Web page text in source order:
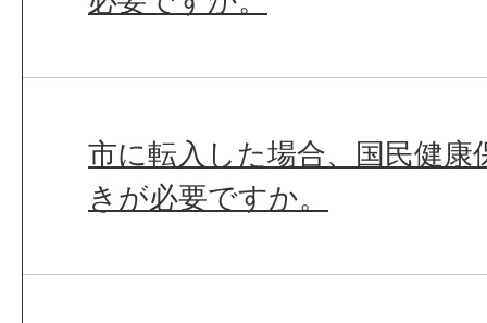
市に転入した場合、国民健康
きが必要ですか。